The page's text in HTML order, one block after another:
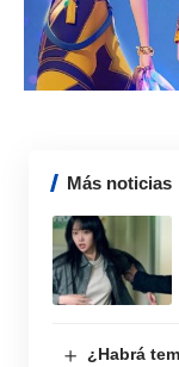
Más noticias
¿Habrá